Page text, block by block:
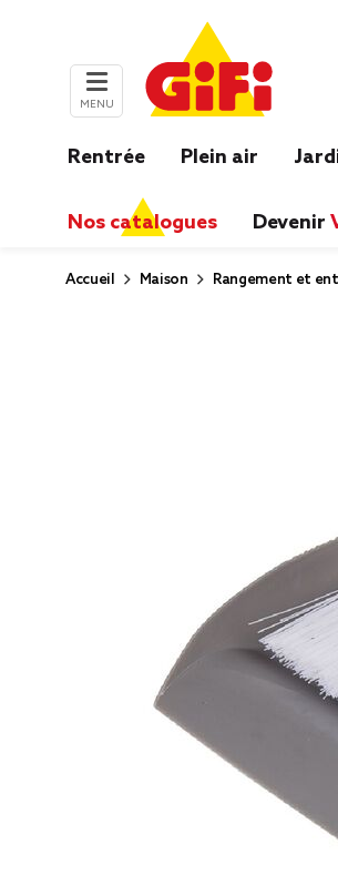
MENU
Rentrée Plein air
Nos catalogues Devenir
Accueil Maison Rangement et